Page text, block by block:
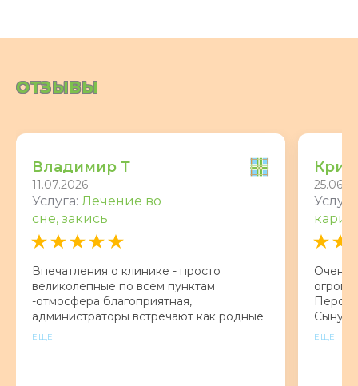
ОТЗЫВЫ
Владимир Т
11.07.2026
Услуга: Лечение во
сне, закись
Впечатления о клинике - просто
великолепные по всем пунктам
-отмосфера благоприятная,
администраторы встречают как родные
и прекрасно справляются со двоими
ЕЩЕ
Очень
Сыну
ЕЩЕ